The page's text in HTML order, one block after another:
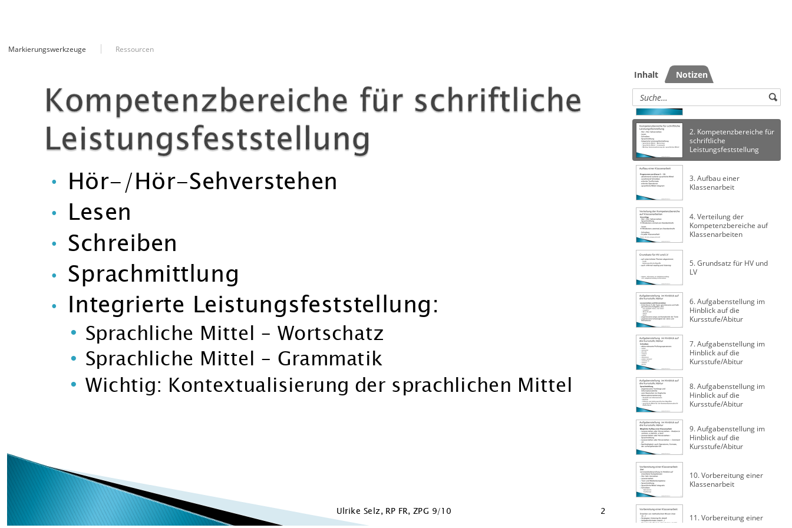
Inhalt Notizen
2. Kompetenzbereiche für
Leistungsfeststellung
3. Aufbau einer
Klassenarbeit
4. Verteilung der
Kompetenzbereiche auf
Klassenarbeiten
5. Grundsatz für HV und
LV
6. Aufgabenstellung im
Hinblick auf die
Kursstufe/Abitur
7. Aufgabenstellung im
Hinblick auf die
Kursstufe/Abitur
8. Aufgabenstellung im
Hinblick auf die
Kursstufe/Abitur
9. Aufgabenstellung im
Hinblick auf die
Kursstufe/Abitur
10. Vorbereitung einer
Klassenarbeit
11. Vorbereitung einer
Klassenarbeit
12. Vorbereitung einer
3
Progression von Klasse 5 – 10:
• abnehmend isolierte sprachliche Mittel
• zunehmend Schreiben
• erlernte Textformate
• erlernte Operatoren
sprachliche Mittel integriert
Ulrike Selz, RP FR, ZPG 9/10
Markierungswerkzeuge Ressourcen